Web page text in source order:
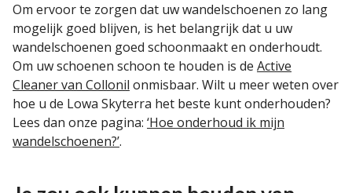
Om ervoor te zorgen dat uw wandelschoenen zo lang
mogelijk goed blijven, is het belangrijk dat u uw
wandelschoenen goed schoonmaakt en onderhoudt.
Om uw schoenen schoon te houden is de Active
Cleaner van Collonil onmisbaar. Wilt u meer weten over
hoe u de Lowa Skyterra het beste kunt onderhouden?
Lees dan onze pagina: ‘Hoe onderhoud ik mijn
wandelschoenen?’.